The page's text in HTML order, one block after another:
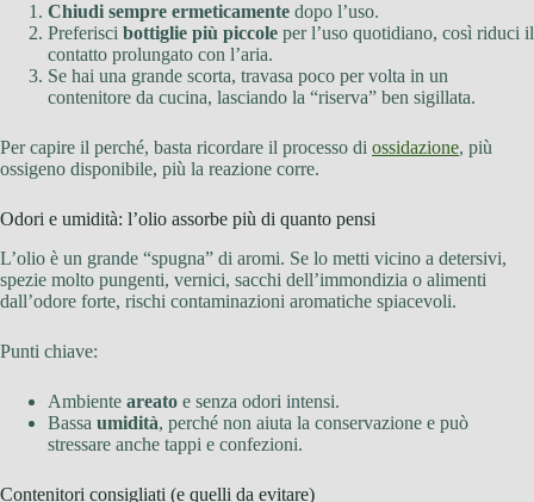
Chiudi sempre ermeticamente dopo l’uso.
Preferisci bottiglie più piccole per l’uso quotidiano, così riduci il
contatto prolungato con l’aria.
Se hai una grande scorta, travasa poco per volta in un
contenitore da cucina, lasciando la “riserva” ben sigillata.
Per capire il perché, basta ricordare il processo di ossidazione, più
ossigeno disponibile, più la reazione corre.
Odori e umidità: l’olio assorbe più di quanto pensi
L’olio è un grande “spugna” di aromi. Se lo metti vicino a detersivi,
spezie molto pungenti, vernici, sacchi dell’immondizia o alimenti
dall’odore forte, rischi contaminazioni aromatiche spiacevoli.
Punti chiave:
Ambiente areato e senza odori intensi.
Bassa umidità, perché non aiuta la conservazione e può
stressare anche tappi e confezioni.
Contenitori consigliati (e quelli da evitare)